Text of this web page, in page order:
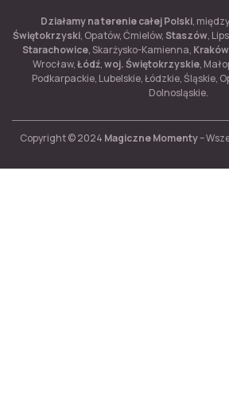
Działamy na terenie całej Polski,
Świętokrzyski, Opatów, Ćmielów, Staszów,
Starachowice, Skarżysko-Kamienna, Kraków
Wrocław,Łódź,woj. Świętokrzyskie,
Podkarpackie, Lubelskie, Łódzkie, Śląskie,
Dolnosląskie.
Copyright © 2024 Magiczne Momenty–